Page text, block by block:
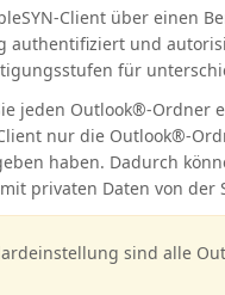
Client über einen
authentifiziert und
für
jeden Outlook®-Ordner
nur die Outlook®-
haben. Dadurch
privaten Daten von der
sind alle